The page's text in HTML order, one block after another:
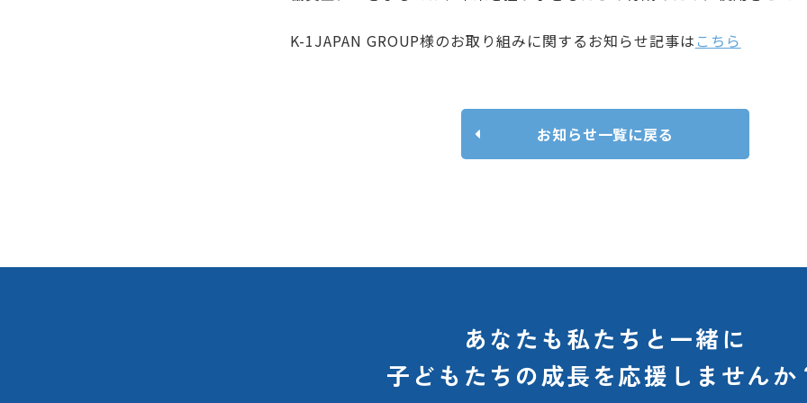
K-1JAPAN GROUP様のお取り組みに関するお知らせ記事は こちら
お知らせ一覧に戻る
あなたも私たちと一緒に
子どもたちの成長を応援しませんか